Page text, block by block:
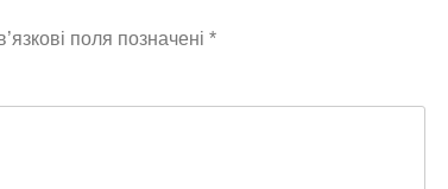
поля позначені *